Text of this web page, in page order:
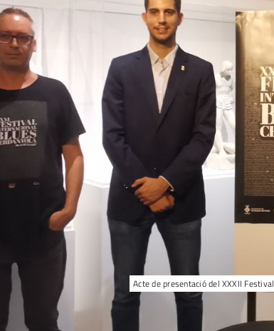
Acte de presentació del XXXII